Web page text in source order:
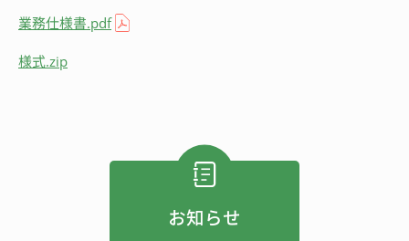
業務仕様書.pdf
様式.zip
お知らせ